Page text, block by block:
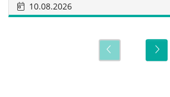
10.08.2026